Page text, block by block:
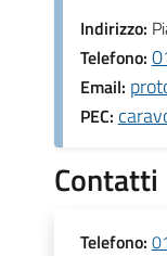
Indirizzo:
Telefono:
Email:
PEC:
Contatti
Telefono: